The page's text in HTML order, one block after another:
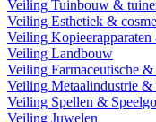
Veiling Tuinbouw &
Veiling Esthetiek &
Veiling
Veiling Landbouw
Veiling Farmaceutische &
Veiling Metaalindustrie &
Veiling Spellen &
Veiling Juwelen